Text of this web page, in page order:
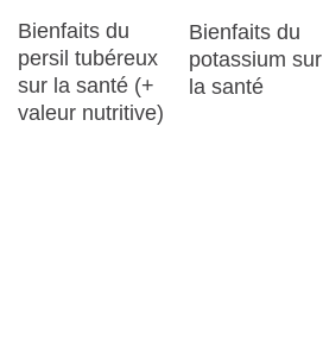
Bienfaits du
persil tubéreux
sur la santé (+
valeur nutritive)
Bienfaits du
potassium sur
la santé